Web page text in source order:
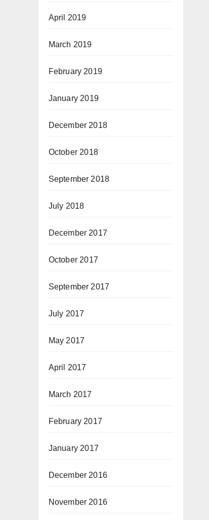
April 2019
March 2019
February 2019
January 2019
December 2018
October 2018
September 2018
July 2018
December 2017
October 2017
September 2017
July 2017
May 2017
April 2017
March 2017
February 2017
January 2017
December 2016
November 2016